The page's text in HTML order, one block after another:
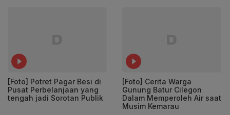
[Foto] Potret Pagar Besi di
Pusat Perbelanjaan yang
tengah jadi Sorotan Publik
[Foto] Cerita Warga
Gunung Batur Cilegon
Dalam Memperoleh Air saat
Musim Kemarau